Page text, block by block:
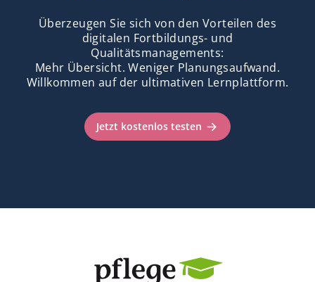
Überzeugen Sie sich von den Vorteilen des
digitalen Fortbildungs- und
Qualitätsmanagements:
Mehr Übersicht. Weniger Planungsaufwand.
Willkommen auf der ultimativen Lernplattform.
Jetzt kostenlos testen